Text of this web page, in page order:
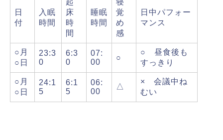
日
付
入眠
時間
起
床
時
間
睡眠
時間
寝
覚
め
感
日中パフォー
マンス
○月
○日
23:3
0
6:3
0
07:
00
○
○ 昼食後も
すっきり
○月
○日
24:1
5
6:1
5
06:
00
△
× 会議中ね
むい